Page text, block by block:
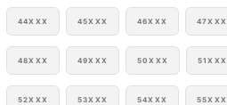
44XXX 45XXX 46XXX 47XXX
48XXX 49XXX 50XXX 51XXX
52XXX 53XXX 54XXX 55XXX